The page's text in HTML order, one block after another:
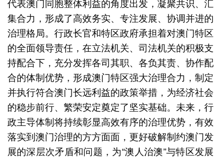
代表澳门同胞整体利益的角度出发，凝聚共识、汇
集合力，形成了高效务实、专注发展、协调并进的
治理格局。行政长官和特区政府承担着对澳门特区
的全面领导责任，在立法机关、司法机关的积极支
持配合下，充分发挥各司其职、各负其责、协作配
合的体制优势，形成澳门特区强大治理合力，制定
并执行符合澳门长远利益的政策举措，为经济社会
的稳步前行、繁荣安定奠定了坚实基础。未来，行
政主导体制将持续彰显高效有序的治理优势，有效
落实到澳门治理的方方面面，更好破解制约澳门发
展的深层次矛盾和问题，为“澳人治澳”与特区发展